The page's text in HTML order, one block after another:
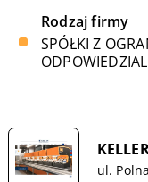
Rodzaj firmy
SPÓŁKI Z
ul.